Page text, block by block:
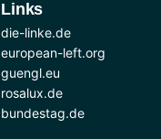
Links
die-linke.de
european-left.org
guengl.eu
rosalux.de
bundestag.de